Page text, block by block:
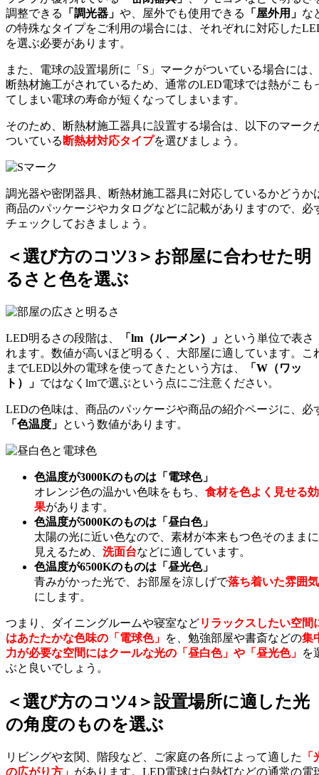
調整できる
「調光器」 や、屋外でも使用できる 「屋外用」 な
の特殊なタイプをご利用の場合には、それぞれに対応した
を選ぶ必要があります。
また、電球の設置場所に「S」マークがついている場合には、
断熱材施工がされているため、通常のLED電球では熱がこも
てしまい電球の寿命が短くなってしまいます。
そのため、断熱材施工器具に設置する場合は、以下のマーク
ついている 断熱材対応タイプを選びましょう。
調光器や密閉器具、断熱材施工器具に対応しているかどうか
商品のパッケージやカタログなどに記載がありますので、必
チェックしておきましょう。
＜選び方のコツ3＞お部屋に合わせた明
るさと色を選ぶ
LED明るさの段階は、 「lm（ルーメン）」 という単位で表さ
れます。数値が高いほど明るく、大部屋に適しています。こ
までLED以外の電球を使ってきたという方は、
「W（ワッ
ト）」 ではなくlmで選ぶという点にご注意ください。
LEDの色味は、商品のパッケージや商品の紹介ページに、必
「色温度」 という数値があります。
色温度が3000Kのものは「電球色」
オレンジ色の温かい色味をもち、 食材を色よく見せる効
果があります。
色温度が5000Kのものは「昼白色」
太陽の光に近い色なので、素材が本来もつ色そのままに
見えるため、 洗面台などに適しています。
色温度が6500Kのものは「昼光色」
青みがかった光で、お部屋を涼しげで落ち着いた雰囲気
にします。
つまり、ダイニングルームや寝室などリラックスしたい空間
はあたたかな色味の「電球色」 を、勉強部屋や書斎などの集
力が必要な空間にはクールな光の「昼白色」や「昼光色」 を
ぶと良いでしょう。
＜選び方のコツ4＞設置場所に適した光
の角度のものを選ぶ
リビングや玄関、階段など、ご家庭の各所によって適した
「
の広がり方」 があります。LED電球は白熱灯などの通常の電